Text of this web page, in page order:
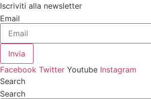
Vai
al
contenuto
Iscriviti alla newsletter
Email
Invia
Facebook Twitter Youtube Instagram
Search
Search